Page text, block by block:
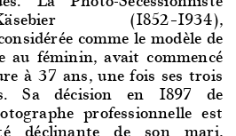
(1852–1934),
comme le modèle de
au féminin, avait commencé
à 37 ans, une fois ses trois
Sa décision en 1897 de
professionnelle est
déclinante de son mari,